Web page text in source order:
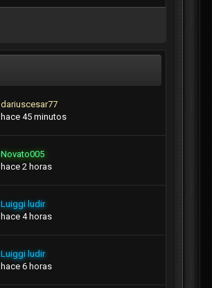
dariuscesar77
hace 45 minutos
Novato005
hace 2 horas
Luiggi ludir
hace 4 horas
Luiggi ludir
hace 6 horas